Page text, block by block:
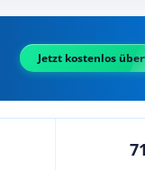
Jetzt kostenlos